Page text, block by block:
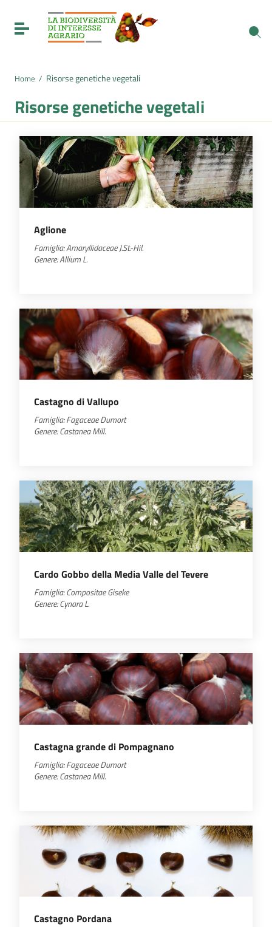
Vai al menu di navigazione
Vai al footer
Toggle navigation
Home / Risorse genetiche vegetali
Risorse genetiche vegetali
Aglione
Famiglia:AmaryllidaceaeJ.St.-Hil.
Genere:AlliumL.
Castagno di Vallupo
Famiglia: Fagaceae Dumort
Genere: Castanea Mill.
Cardo Gobbo della Media Valle del Tevere
Famiglia:CompositaeGiseke
Genere:CynaraL.
Castagna grande di Pompagnano
Famiglia:Fagaceae Dumort
Genere:CastaneaMill.
Castagno Pordana